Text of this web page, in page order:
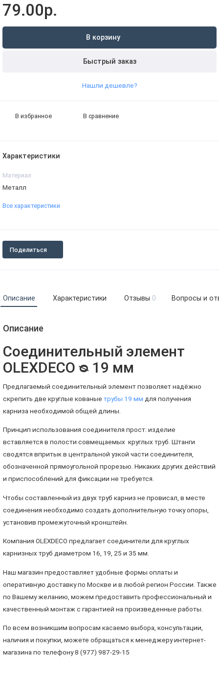
79.00р.
В корзину
Быстрый заказ
Нашли дешевле?
В избранное В сравнение
Характеристики
Материал
Металл
Все характеристики
Поделиться
Описание Характеристики Отзывы 0 Вопросы и
Описание
Соединительный элемент
OLEXDECO ᴓ 19 мм
Предлагаемый соединительный элемент позволяет надёжно
скрепить две круглые кованые трубы 19 мм для получения
карниза необходимой общей длины.
Принцип использования соединителя прост: изделие
вставляется в полости совмещаемых круглых труб. Штанги
сводятся впритык в центральной узкой части соединителя,
обозначенной прямоугольной прорезью. Никаких других действий
и приспособлений для фиксации не требуется.
Чтобы составленный из двух труб карниз не провисал, в месте
соединения необходимо создать дополнительную точку опоры,
установив промежуточный кронштейн.
Компания OLEXDECO предлагает соединители для круглых
карнизных труб диаметром 16, 19, 25 и 35 мм.
Наш магазин предоставляет удобные формы оплаты и
оперативную доставку по Москве и в любой регион России. Также
по Вашему желанию, можем предоставить профессиональный и
качественный монтаж с гарантией на произведенные работы.
По всем возникшим вопросам касаемо выбора, консультации,
наличия и покупки, можете обращаться к менеджеру интернет-
магазина по телефону 8 (977) 987-29-15